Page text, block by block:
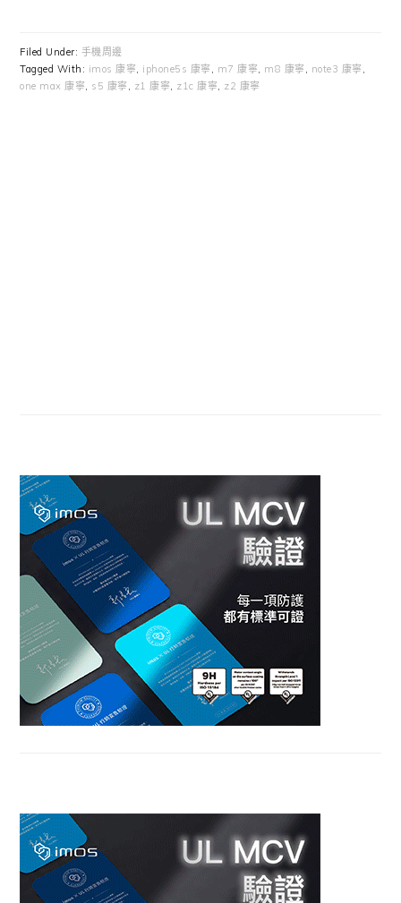
Filed Under: 手機周邊
Tagged With: imos 康寧, iphone5s 康寧 , m7 康寧, m8 康寧 , note3 康寧 ,
one max 康寧, s5 康寧 , z1 康寧, z1c 康寧, z2 康寧